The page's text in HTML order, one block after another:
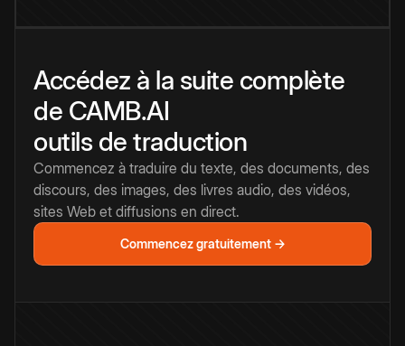
Accédez à la suite complète
de CAMB.AI
outils de traduction
Commencez à traduire du texte, des documents, des
discours, des images, des livres audio, des vidéos,
sites Web et diffusions en direct.
Commencez gratuitement →